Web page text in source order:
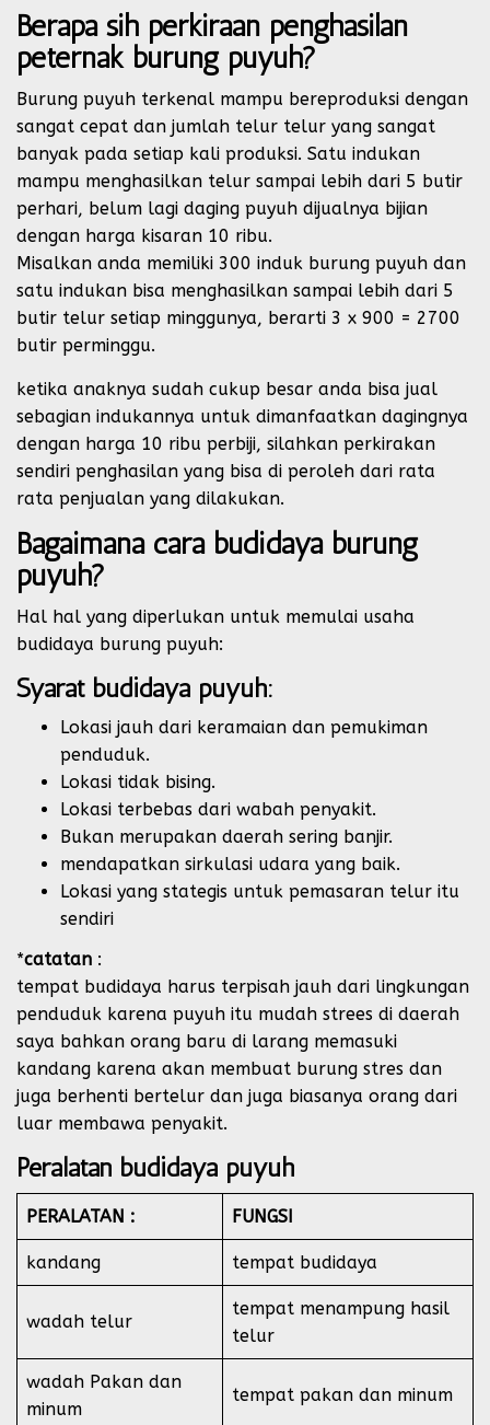
Berapa sih perkiraan penghasilan
peternak burung puyuh?
Burung puyuh terkenal mampu bereproduksi dengan
sangat cepat dan jumlah telur telur yang sangat
banyak pada setiap kali produksi. Satu indukan
mampu menghasilkan telur sampai lebih dari 5 butir
perhari, belum lagi daging puyuh dijualnya bijian
dengan harga kisaran 10 ribu.
Misalkan anda memiliki 300 induk burung puyuh dan
satu indukan bisa menghasilkan sampai lebih dari 5
butir telur setiap minggunya, berarti 3 x 900 = 2700
butir perminggu.
ketika anaknya sudah cukup besar anda bisa jual
sebagian indukannya untuk dimanfaatkan dagingnya
dengan harga 10 ribu perbiji, silahkan perkirakan
sendiri penghasilan yang bisa di peroleh dari rata
rata penjualan yang dilakukan.
Bagaimana cara budidaya burung
puyuh?
Hal hal yang diperlukan untuk memulai usaha
budidaya burung puyuh:
Syarat budidaya puyuh:
Lokasi jauh dari keramaian dan pemukiman
penduduk.
Lokasi tidak bising.
Lokasi terbebas dari wabah penyakit.
Bukan merupakan daerah sering banjir.
mendapatkan sirkulasi udara yang baik.
Lokasi yang stategis untuk pemasaran telur itu
sendiri
*catatan :
tempat budidaya harus terpisah jauh dari lingkungan
penduduk karena puyuh itu mudah strees di daerah
saya bahkan orang baru di larang memasuki
kandang karena akan membuat burung stres dan
juga berhenti bertelur dan juga biasanya orang dari
luar membawa penyakit.
Peralatan budidaya puyuh
PERALATAN : FUNGSI
kandang tempat budidaya
wadah telur
tempat menampung hasil
telur
wadah Pakan dan
minum
tempat pakan dan minum